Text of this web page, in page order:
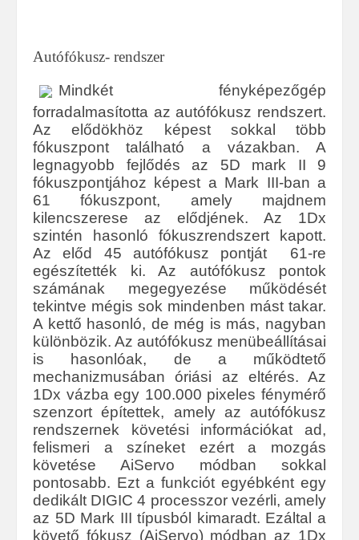
Autófókusz- rendszer
Mindkét fényképezőgép
forradalmasította az autófókusz rendszert.
Az elődökhöz képest sokkal több
fókuszpont található a vázakban. A
legnagyobb fejlődés az 5D mark II 9
fókuszpontjához képest a Mark III-ban a
61 fókuszpont, amely majdnem
kilencszerese az elődjének. Az 1Dx
szintén hasonló fókuszrendszert kapott.
Az előd 45 autófókusz pontját 61-re
egészítették ki. Az autófókusz pontok
számának megegyezése működését
tekintve mégis sok mindenben mást takar.
A kettő hasonló, de még is más, nagyban
különbözik. Az autófókusz menübeállításai
is hasonlóak, de a működtető
mechanizmusában óriási az eltérés. Az
1Dx vázba egy 100.000 pixeles fénymérő
szenzort építettek, amely az autófókusz
rendszernek követési információkat ad,
felismeri a színeket ezért a mozgás
követése AiServo módban sokkal
pontosabb. Ezt a funkciót egyébként egy
dedikált DIGIC 4 processzor vezérli, amely
az 5D Mark III típusból kimaradt. Ezáltal a
követő fókusz (AiServo) módban az 1Dx